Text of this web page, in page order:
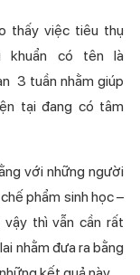
thấy việc tiêu thụ
khuẩn có tên là
3 tuần nhằm giúp
tại đang có tâm
với những người
phẩm sinh học –
thì vẫn cần rất
nhằm đưa ra bằng